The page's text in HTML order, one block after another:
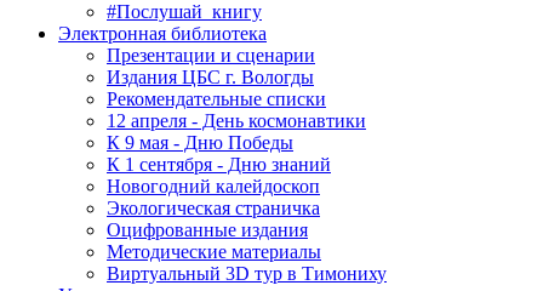
#Послушай_книгу
Электронная библиотека
Презентации и сценарии
Издания ЦБС г. Вологды
Рекомендательные списки
12 апреля - День космонавтики
К 9 мая - Дню Победы
К 1 сентября - Дню знаний
Новогодний калейдоскоп
Экологическая страничка
Оцифрованные издания
Методические материалы
Виртуальный 3D тур в Тимониху